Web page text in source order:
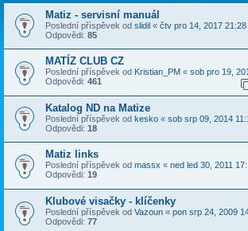
Matiz - servisní manuál
Poslední příspěvek od slidil « čtv pro 14, 2017 21:28
Odpovědi: 85
MATÍZ CLUB CZ
Poslední příspěvek od Kristian_PM « sob pro 19,
Odpovědi: 461
Katalog ND na Matize
Poslední příspěvek od kesko « sob srp 09, 2014
Odpovědi: 18
Matiz links
Poslední příspěvek od massx « ned led 30, 2011
Odpovědi: 19
Klubové visačky - klíčenky
Poslední příspěvek od Vazoun « pon srp 24, 2009
Odpovědi: 77